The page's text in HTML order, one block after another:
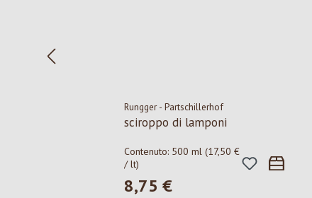
Rungger - Partschillerhof
sciroppo di lamponi
Contenuto: 500 ml(17,50 €
/ lt)
Prezzo normale:
8,75 €